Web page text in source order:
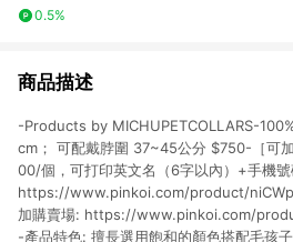
0.5%
商品描述
-Products by MICHUPETCOLLARS-
cm； 可配戴脖圍 37~45公分 $750-［可
00/個，可打印英文名（6字以內）+手機
https://www.pinkoi.com/product/
加購賣場: https://www.pinkoi.com/
-產品特色: 擅長選用飽和的顏色搭配毛孩